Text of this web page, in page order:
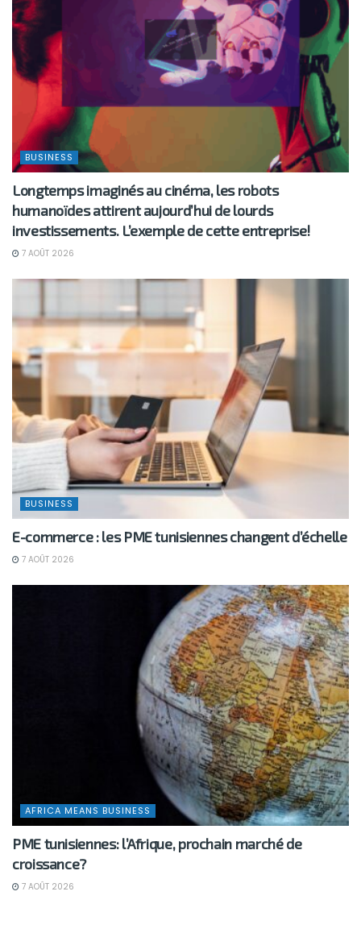
BUSINESS
Longtemps imaginés au cinéma, les robots
humanoïdes attirent aujourd’hui de lourds
investissements. L’exemple de cette entreprise!
7 AOÛT 2026
BUSINESS
E-commerce : les PME tunisiennes changent d’échelle
7 AOÛT 2026
AFRICA MEANS BUSINESS
PME tunisiennes: l’Afrique, prochain marché de
croissance?
7 AOÛT 2026